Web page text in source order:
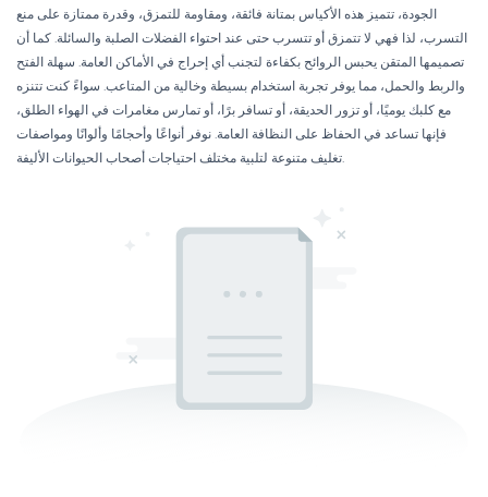
الجودة، تتميز هذه الأكياس بمتانة فائقة، ومقاومة للتمزق، وقدرة ممتازة على منع
التسرب، لذا فهي لا تتمزق أو تتسرب حتى عند احتواء الفضلات الصلبة والسائلة. كما أن
تصميمها المتقن يحبس الروائح بكفاءة لتجنب أي إحراج في الأماكن العامة. سهلة الفتح
والربط والحمل، مما يوفر تجربة استخدام بسيطة وخالية من المتاعب. سواءً كنت تتنزه
مع كلبك يوميًا، أو تزور الحديقة، أو تسافر برًا، أو تمارس مغامرات في الهواء الطلق،
فإنها تساعد في الحفاظ على النظافة العامة. نوفر أنواعًا وأحجامًا وألوانًا ومواصفات
تغليف متنوعة لتلبية مختلف احتياجات أصحاب الحيوانات الأليفة.